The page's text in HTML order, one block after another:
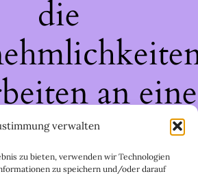
verwalten
zu bieten, verwenden wir Technologien
zu speichern und/oder darauf
die
an
Sache